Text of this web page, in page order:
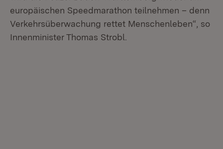
europäischen Speedmarathon teilnehmen – denn
Verkehrsüberwachung rettet Menschenleben“, so
Innenminister Thomas Strobl.